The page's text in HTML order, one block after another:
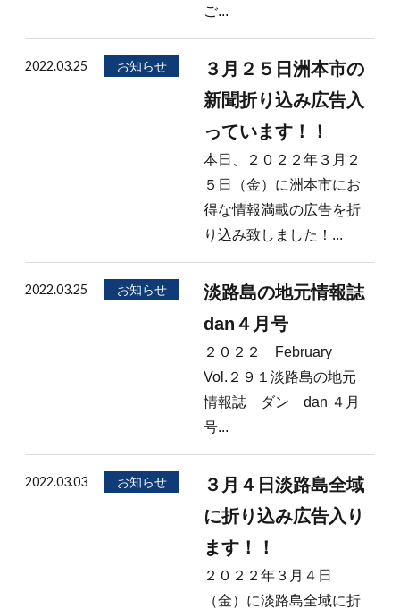
ご...
2022.03.25 お知らせ
３月２５日洲本市の
新聞折り込み広告入
っています！！
本日、２０２２年３月２
５日（金）に洲本市にお
得な情報満載の広告を折
り込み致しました！...
2022.03.25 お知らせ
淡路島の地元情報誌
dan４月号
２０２２ February
Vol.２９１淡路島の地元
情報誌 ダン dan ４月
号...
2022.03.03 お知らせ
３月４日淡路島全域
に折り込み広告入り
ます！！
２０２２年３月４日
（金）に淡路島全域に折